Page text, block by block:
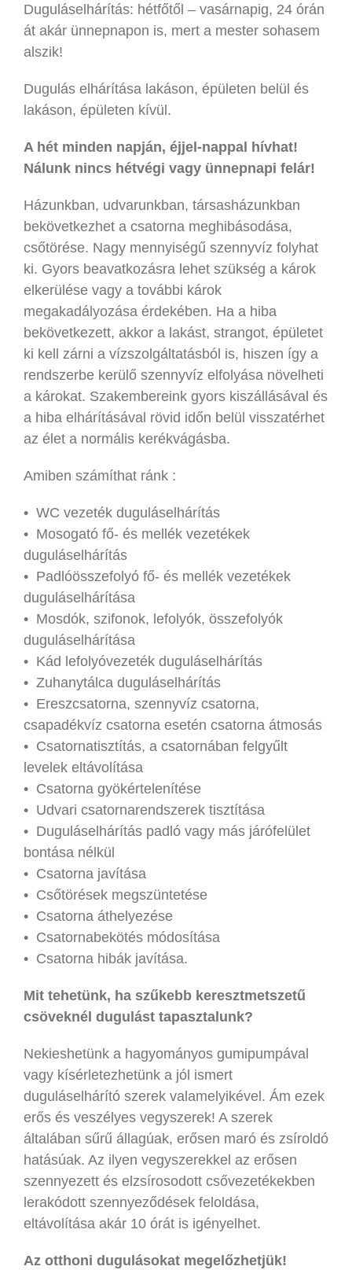
Duguláselhárítás: hétfőtől – vasárnapig, 24 órán
át akár ünnepnapon is, mert a mester sohasem
alszik!
Dugulás elhárítása lakáson, épületen belül és
lakáson, épületen kívül.
A hét minden napján, éjjel-nappal hívhat!
Nálunk nincs hétvégi vagy ünnepnapi felár!
Házunkban, udvarunkban, társasházunkban
bekövetkezhet a csatorna meghibásodása,
csőtörése. Nagy mennyiségű szennyvíz folyhat
ki. Gyors beavatkozásra lehet szükség a károk
elkerülése vagy a további károk
megakadályozása érdekében. Ha a hiba
bekövetkezett, akkor a lakást, strangot, épületet
ki kell zárni a vízszolgáltatásból is, hiszen így a
rendszerbe kerülő szennyvíz elfolyása növelheti
a károkat. Szakembereink gyors kiszállásával és
a hiba elhárításával rövid időn belül visszatérhet
az élet a normális kerékvágásba.
Amiben számíthat ránk :
• WC vezeték duguláselhárítás
• Mosogató fő- és mellék vezetékek
duguláselhárítás
• Padlóösszefolyó fő- és mellék vezetékek
duguláselhárítása
• Mosdók, szifonok, lefolyók, összefolyók
duguláselhárítása
• Kád lefolyóvezeték duguláselhárítás
• Zuhanytálca duguláselhárítás
• Ereszcsatorna, szennyvíz csatorna,
csapadékvíz csatorna esetén csatorna átmosás
• Csatornatisztítás, a csatornában felgyűlt
levelek eltávolítása
• Csatorna gyökértelenítése
• Udvari csatornarendszerek tisztítása
• Duguláselhárítás padló vagy más járófelület
bontása nélkül
• Csatorna javítása
• Csőtörések megszüntetése
• Csatorna áthelyezése
• Csatornabekötés módosítása
• Csatorna hibák javítása.
Mit tehetünk, ha szűkebb keresztmetszetű
csöveknél dugulást tapasztalunk?
Nekieshetünk a hagyományos gumipumpával
vagy kísérletezhetünk a jól ismert
duguláselhárító szerek valamelyikével. Ám ezek
erős és veszélyes vegyszerek! A szerek
általában sűrű állagúak, erősen maró és zsíroldó
hatásúak. Az ilyen vegyszerekkel az erősen
szennyezett és elzsírosodott csővezetékekben
lerakódott szennyeződések feloldása,
eltávolítása akár 10 órát is igényelhet.
Az otthoni dugulásokat megelőzhetjük!